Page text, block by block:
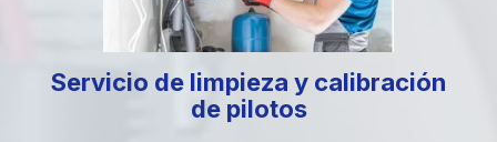
Servicio de limpieza y calibración
de pilotos